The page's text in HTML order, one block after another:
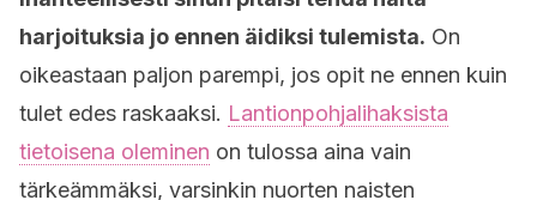
harjoituksia jo ennen äidiksi tulemista. On
oikeastaan paljon parempi, jos opit ne ennen kuin
tulet edes raskaaksi. Lantionpohjalihaksista
tietoisena oleminen on tulossa aina vain
tärkeämmäksi, varsinkin nuorten naisten